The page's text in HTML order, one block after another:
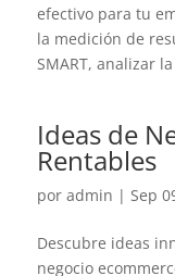
efectivo para tu
la medición de
SMART, analizar
Ideas de
Rentables
por admin | Sep
Descubre ideas
negocio